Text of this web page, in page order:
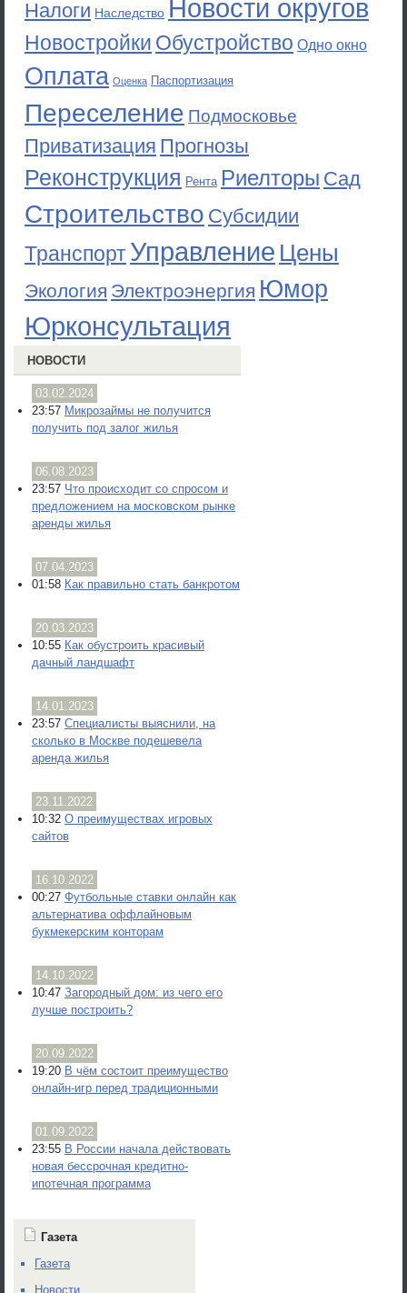
Налоги Наследство Новости округов
Новостройки Обустройство Одно окно
Оплата Оценка Паспортизация
Переселение Подмосковье
Приватизация Прогнозы
Реконструкция Рента Риелторы Сад
Строительство Субсидии
ТранспортУправление Цены
Экология Электроэнергия Юмор
Юрконсультация
НОВОСТИ
03.02.2024
23:57 Микрозаймы не получится
получить под залог жилья
06.08.2023
23:57 Что происходит со спросом и
предложением на московском рынке
аренды жилья
07.04.2023
01:58 Как правильно стать банкротом
20.03.2023
10:55 Как обустроить красивый
дачный ландшафт
14.01.2023
23:57 Специалисты выяснили, на
сколько в Москве подешевела
аренда жилья
23.11.2022
10:32 О преимуществах игровых
сайтов
16.10.2022
00:27 Футбольные ставки онлайн как
альтернатива оффлайновым
букмекерским конторам
14.10.2022
10:47 Загородный дом: из чего его
лучше построить?
20.09.2022
19:20 В чём состоит преимущество
онлайн-игр перед традиционными
01.09.2022
23:55 В России начала действовать
новая бессрочная кредитно-
ипотечная программа
Газета
Газета
Новости